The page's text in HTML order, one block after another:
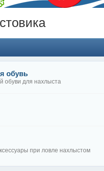
обувь
обуви для нахлыста
при ловле нахлыстом